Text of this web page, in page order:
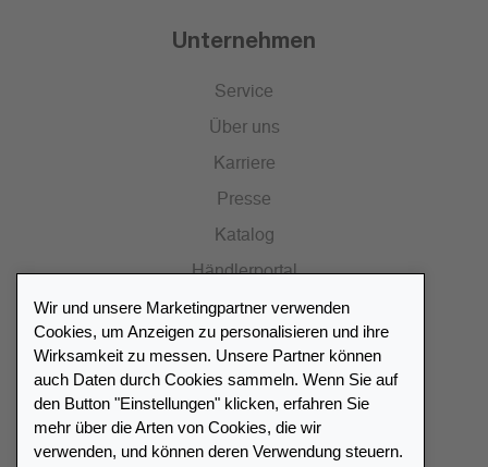
Unternehmen
Service
Über uns
Karriere
Presse
Katalog
Händlerportal
Händlerverzeichnis
Meinen Leuchtturm Händler finden
Wir und unsere Marketingpartner verwenden
Cookies, um Anzeigen zu personalisieren und ihre
Wirksamkeit zu messen. Unsere Partner können
auch Daten durch Cookies sammeln. Wenn Sie auf
den Button "Einstellungen" klicken, erfahren Sie
mehr über die Arten von Cookies, die wir
verwenden, und können deren Verwendung steuern.